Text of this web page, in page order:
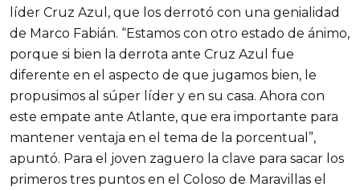
líder Cruz Azul, que los derrotó con una genialidad
de Marco Fabián. “Estamos con otro estado de ánimo,
porque si bien la derrota ante Cruz Azul fue
diferente en el aspecto de que jugamos bien, le
propusimos al súper líder y en su casa. Ahora con
este empate ante Atlante, que era importante para
mantener ventaja en el tema de la porcentual”,
apuntó. Para el joven zaguero la clave para sacar los
primeros tres puntos en el Coloso de Maravillas el